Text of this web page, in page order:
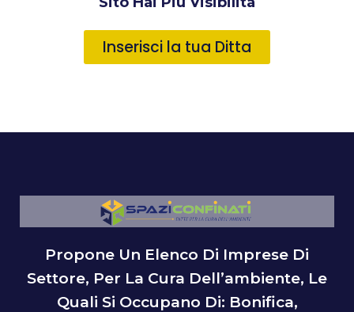
Inserisci la tua Ditta
Propone Un Elenco Di Imprese Di
Settore, Per La Cura Dell’ambiente, Le
Quali Si Occupano Di: Bonifica,